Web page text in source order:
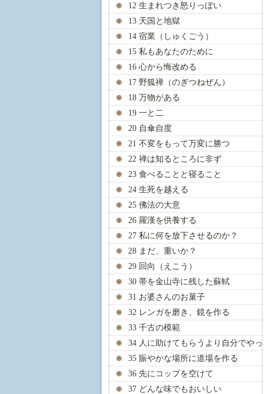
12 生まれつき怒りっぽい
13 天国と地獄
14 宿業（しゅくごう）
15 私もあなたのために
16 心から悔改める
17 野狐禅（のぎつねぜん）
18 万物がある
19 一と二
20 自傘自度
21 不変をもって万変に勝つ
22 禅は知るところに非ず
23 食べることと寝ること
24 生死を越える
25 佛法の大意
26 羅漢を供養する
27 私に何を放下させるのか？
28 まだ、重いか？
29 回向（えこう）
30 帯を金山寺に残した蘇軾
31 お婆さんのお菓子
32 レンガを磨き、鏡を作る
33 千古の模範
34 人に助けてもらうより自分でやっ
35 賑やかな場所に道場を作る
36 先にコップを空けて
37 どんな味でもおいしい